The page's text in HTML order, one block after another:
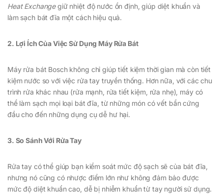
Heat Exchangegiữ nhiệt độ nước ổn định, giúp diệt khuẩn và
làm sạch bát đĩa một cách hiệu quả.
2. Lợi Ích Của Việc Sử Dụng Máy Rửa Bát
Máy rửa bát Bosch không chỉ giúp tiết kiệm thời gian mà còn tiết
kiệm nước so với việc rửa tay truyền thống. Hơn nữa, với các chu
trình rửa khác nhau (rửa mạnh, rửa tiết kiệm, rửa nhẹ), máy có
thể làm sạch mọi loại bát đĩa, từ những món có vết bẩn cứng
đầu cho đến những dụng cụ dễ hư hại.
3. So Sánh Với Rửa Tay
Rửa tay có thể giúp bạn kiểm soát mức độ sạch sẽ của bát đĩa,
nhưng nó cũng có nhược điểm lớn như không đảm bảo được
mức độ diệt khuẩn cao, dễ bị nhiễm khuẩn từ tay người sử dụng.